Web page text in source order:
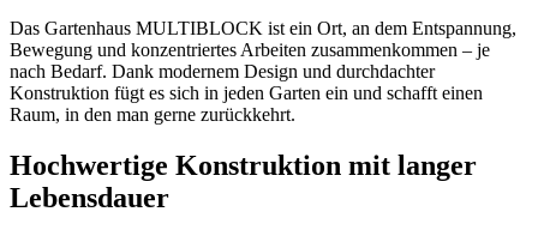
Das Gartenhaus MULTIBLOCK ist ein Ort, an dem Entspannung,
Bewegung und konzentriertes Arbeiten zusammenkommen – je
nach Bedarf. Dank modernem Design und durchdachter
Konstruktion fügt es sich in jeden Garten ein und schafft einen
Raum, in den man gerne zurückkehrt.
Hochwertige Konstruktion mit langer
Lebensdauer